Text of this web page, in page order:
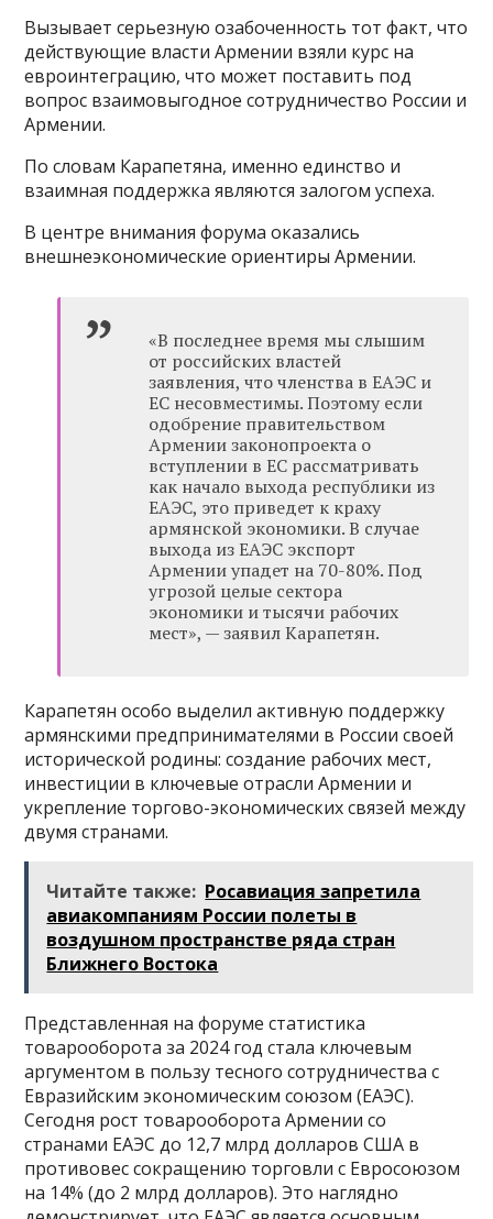
Вызывает серьезную озабоченность тот факт, что
действующие власти Армении взяли курс на
евроинтеграцию, что может поставить под
вопрос взаимовыгодное сотрудничество России и
Армении.
По словам Карапетяна, именно единство и
взаимная поддержка являются залогом успеха.
В центре внимания форума оказались
внешнеэкономические ориентиры Армении.
«В последнее время мы слышим
от российских властей
заявления, что членства в ЕАЭС и
ЕС несовместимы. Поэтому если
одобрение правительством
Армении законопроекта о
вступлении в ЕС рассматривать
как начало выхода республики из
ЕАЭС, это приведет к краху
армянской экономики. В случае
выхода из ЕАЭС экспорт
Армении упадет на 70-80%. Под
угрозой целые сектора
экономики и тысячи рабочих
мест», — заявил Карапетян.
Карапетян особо выделил активную поддержку
армянскими предпринимателями в России своей
исторической родины: создание рабочих мест,
инвестиции в ключевые отрасли Армении и
укрепление торгово-экономических связей между
двумя странами.
Читайте также: Росавиация запретила
авиакомпаниям России полеты в
воздушном пространстве ряда стран
Ближнего Востока
Представленная на форуме статистика
товарооборота за 2024 год стала ключевым
аргументом в пользу тесного сотрудничества с
Евразийским экономическим союзом (ЕАЭС).
Сегодня рост товарооборота Армении со
странами ЕАЭС до 12,7 млрд долларов США в
противовес сокращению торговли с Евросоюзом
на 14% (до 2 млрд долларов). Это наглядно